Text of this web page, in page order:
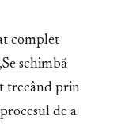
complet
schimbă
trecând prin
de a